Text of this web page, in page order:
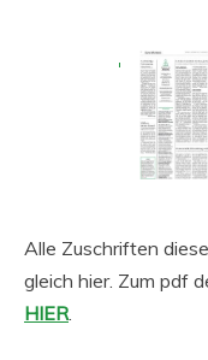
Alle Zuschriften
gleich hier. Zum pdf
HIER